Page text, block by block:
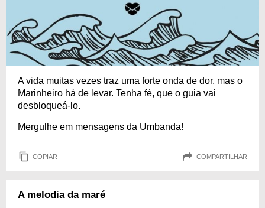
A vida muitas vezes traz uma forte onda de dor, mas o
Marinheiro há de levar. Tenha fé, que o guia vai
desbloqueá-lo.
Mergulhe em mensagens da Umbanda!
COPIAR COMPARTILHAR
A melodia da maré